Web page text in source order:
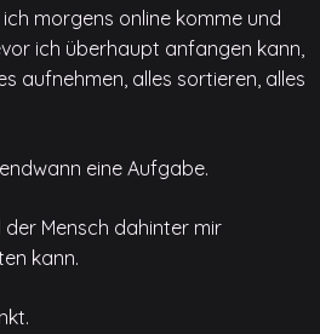
morgens online komme und
ich überhaupt anfangen kann,
aufnehmen, alles sortieren, alles
eine Aufgabe.
Mensch dahinter mir
kann.